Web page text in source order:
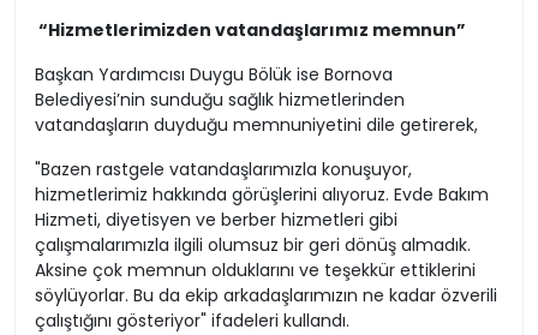
“Hizmetlerimizden vatandaşlarımız memnun”
Başkan Yardımcısı Duygu Bölük ise Bornova
Belediyesi’nin sunduğu sağlık hizmetlerinden
vatandaşların duyduğu memnuniyetini dile getirerek,
"Bazen rastgele vatandaşlarımızla konuşuyor,
hizmetlerimiz hakkında görüşlerini alıyoruz. Evde Bakım
Hizmeti, diyetisyen ve berber hizmetleri gibi
çalışmalarımızla ilgili olumsuz bir geri dönüş almadık.
Aksine çok memnun olduklarını ve teşekkür ettiklerini
söylüyorlar. Bu da ekip arkadaşlarımızın ne kadar özverili
çalıştığını gösteriyor" ifadeleri kullandı.